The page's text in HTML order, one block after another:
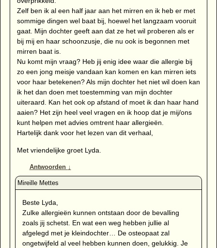
Zelf ben ik al een half jaar aan het mirren en ik heb er met
sommige dingen wel baat bij, hoewel het langzaam vooruit
gaat. Mijn dochter geeft aan dat ze het wil proberen als er
bij mij en haar schoonzusje, die nu ook is begonnen met
mirren baat is.
Nu komt mijn vraag? Heb jij enig idee waar die allergie bij
zo een jong meisje vandaan kan komen en kan mirren iets
voor haar betekenen? Als mijn dochter het niet wil doen kan
ik het dan doen met toestemming van mijn dochter
uiteraard. Kan het ook op afstand of moet ik dan haar hand
aaien? Het zijn heel veel vragen en ik hoop dat je mij/ons
kunt helpen met advies omtrent haar allergieën.
Hartelijk dank voor het lezen van dit verhaal,
Met vriendelijke groet Lyda.
Antwoorden ↓
Beste Lyda,
Zulke allergieën kunnen ontstaan door de bevalling
zoals jij schetst. En wat een weg hebben jullie al
afgelegd met je kleindochter… De osteopaat zal
ongetwijfeld al veel hebben kunnen doen, gelukkig. Je